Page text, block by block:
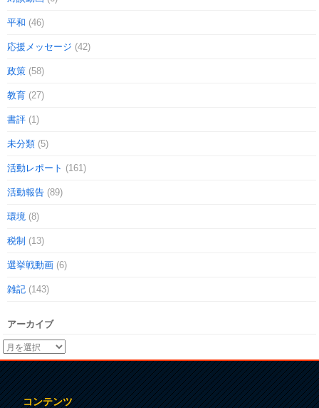
平和 (46)
応援メッセージ (42)
政策 (58)
教育 (27)
書評 (1)
未分類 (5)
活動レポート (161)
活動報告 (89)
環境 (8)
税制 (13)
選挙戦動画 (6)
雑記 (143)
アーカイブ
コンテンツ